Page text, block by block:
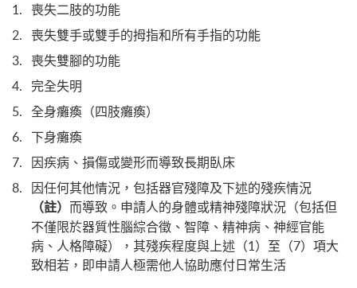
喪失二肢的功能
喪失雙手或雙手的拇指和所有手指的功能
喪失雙腳的功能
完全失明
全身癱瘓（四肢癱瘓）
下身癱瘓
因疾病、損傷或變形而導致長期臥床
因任何其他情況，包括器官殘障及下述的殘疾情況
（註） 而導致。申請人的身體或精神殘障狀況（包括但
不僅限於器質性腦綜合徵、智障、精神病、神經官能
病、人格障礙），其殘疾程度與上述（1）至（7）項大
致相若，即申請人極需他人協助應付日常生活